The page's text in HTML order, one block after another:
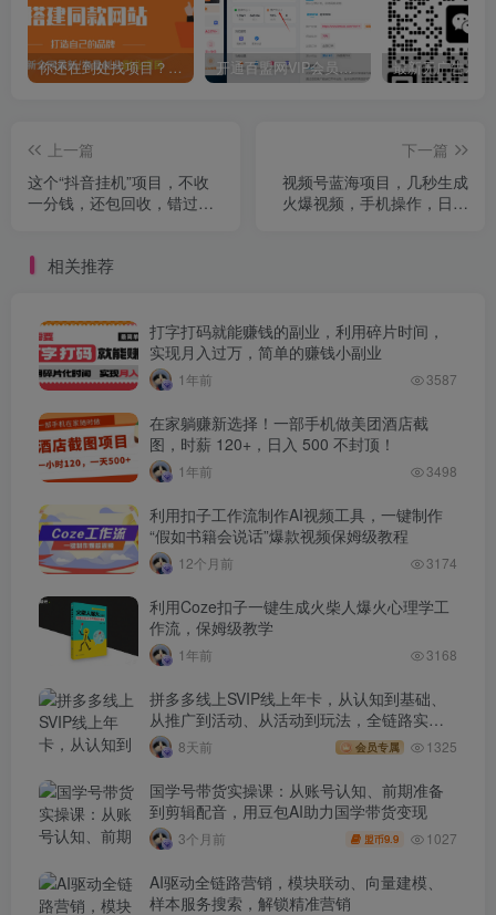
你还在到处找项目？还在当韭菜？我靠卖项目一个月收入5万+，曾经我也是个失败者。 开通百盟网VIP会员，尊享全站资源免费下载，享70%的推广提成！！【限时五折优惠】
上一篇
这个“抖音挂机”项目，不收
一分钱，还包回收，错过拍
下一篇
视频号蓝海项目，几秒生成
火爆视频，手机操作，日入
相关推荐
打字打码就能赚钱的副业，利用碎片时间，
实现月入过万，简单的赚钱小副业
1年前 3587
在家躺赚新选择！一部手机做美团酒店截
图，时薪 120+，日入 500 不封顶！
1年前 3498
利用扣子工作流制作AI视频工具，一键制作
“假如书籍会说话”爆款视频保姆级教程
12个月前 3174
利用Coze扣子一键生成火柴人爆火心理学工
作流，保姆级教学
1年前 3168
拼多多线上SVIP线上年卡，从认知到基础、
从推广到活动、从活动到玩法，全链路实战
(260730)
8天前 会员专属 1325
国学号带货实操课：从账号认知、前期准备
到剪辑配音，用豆包AI助力国学带货变现
3个月前 盟币9.9 1027
AI驱动全链路营销，模块联动、向量建模、
样本服务搜索，解锁精准营销